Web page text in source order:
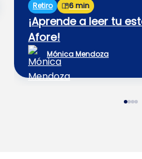
Retiro 6 min
¡Aprende a leer tu
Afore!
Mónica Mendoza